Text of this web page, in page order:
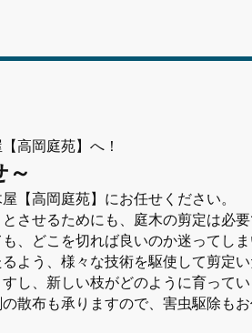
高岡庭苑】へ！
【高岡庭苑】にお任せください。
させるためにも、庭木の剪定は必要
、どこを切れば良いのか迷ってしま
よう、様々な技術を駆使して剪定い
し、新しい枝がどのように育ってい
散布も承りますので、害虫駆除もお